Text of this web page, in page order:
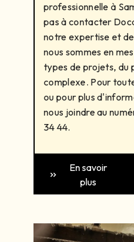
professionnelle à
pas à contacter
notre expertise et
nous sommes en
types de projets, du
complexe. Pour
ou pour plus
nous joindre au
34 44.
En savoir
plus